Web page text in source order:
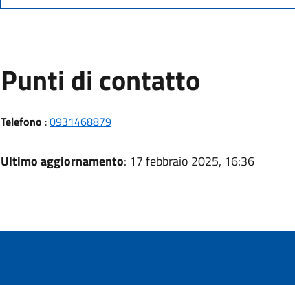
Punti di contatto
Telefono :0931468879
Ultimo aggiornamento: 17 febbraio 2025, 16:36